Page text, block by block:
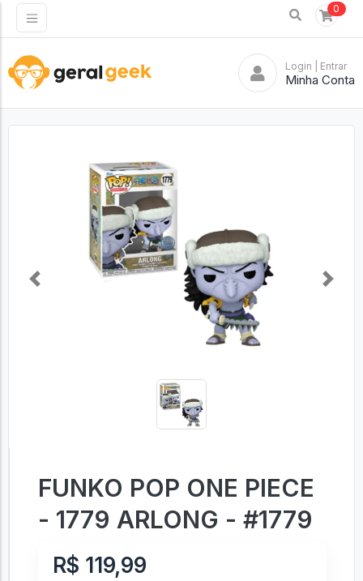
0
Login | Entrar
Minha Conta
Previous Next
FUNKO POP ONE PIECE
- 1779 ARLONG - #1779
R$ 119,99